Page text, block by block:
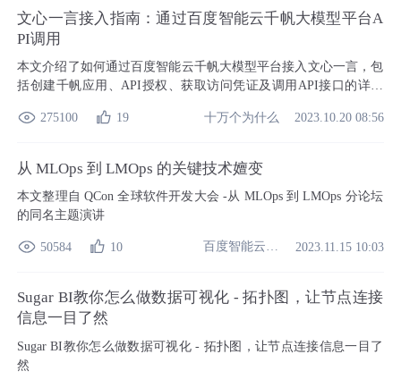
文心一言接入指南：通过百度智能云千帆大模型平台A
PI调用
本文介绍了如何通过百度智能云千帆大模型平台接入文心一言，包
括创建千帆应用、API授权、获取访问凭证及调用API接口的详细
理解与生成能力，通过千帆平台可轻松实现多场景应用。
275100 19 十万个为什么 2023.10.20 08:56
从 MLOps 到 LMOps 的关键技术嬗变
本文整理自 QCon 全球软件开发大会 -从 MLOps 到 LMOps 分论坛
的同名主题演讲
50584 10 百度智能云开发者中心 2023.11.15 10:03
Sugar BI教你怎么做数据可视化 - 拓扑图，让节点连接
信息一目了然
Sugar BI教你怎么做数据可视化 - 拓扑图，让节点连接信息一目了
然